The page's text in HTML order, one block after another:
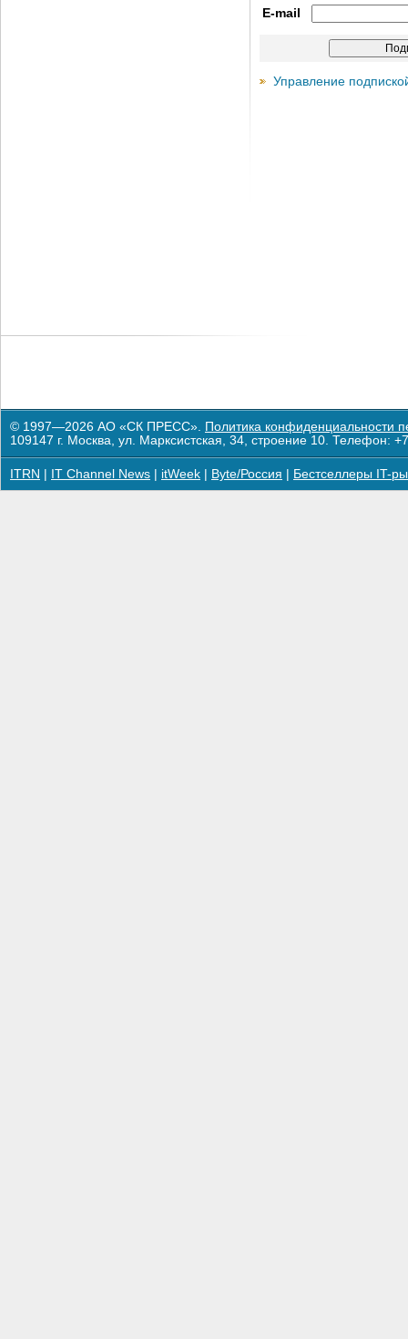
E-mail
Управление
© 1997—2026 АО «СК ПРЕСС». Политика конфиденциальности
109147 г. Москва, ул. Марксистская, 34, строение 10. Телефон:
ITRN IT Channel News itWeek Byte/Россия Бестселлеры IT-